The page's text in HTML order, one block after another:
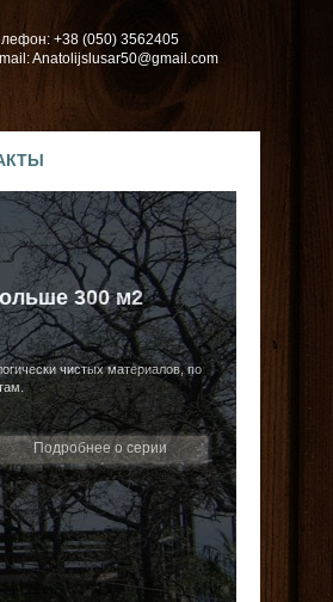
+38 (050) 3562405
Anatolijslusar50@gmail.com
300 м2
чистых материалов, по
Подробнее о серии